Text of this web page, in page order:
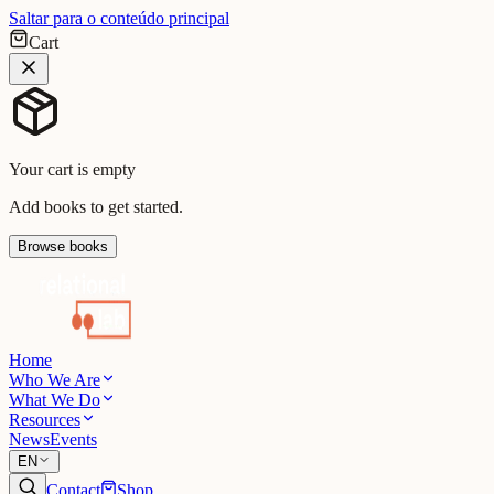
Saltar para o conteúdo principal
Cart
Your cart is empty
Add books to get started.
Browse books
Home
Who We Are
What We Do
Resources
NewsEvents
EN
Contact Shop